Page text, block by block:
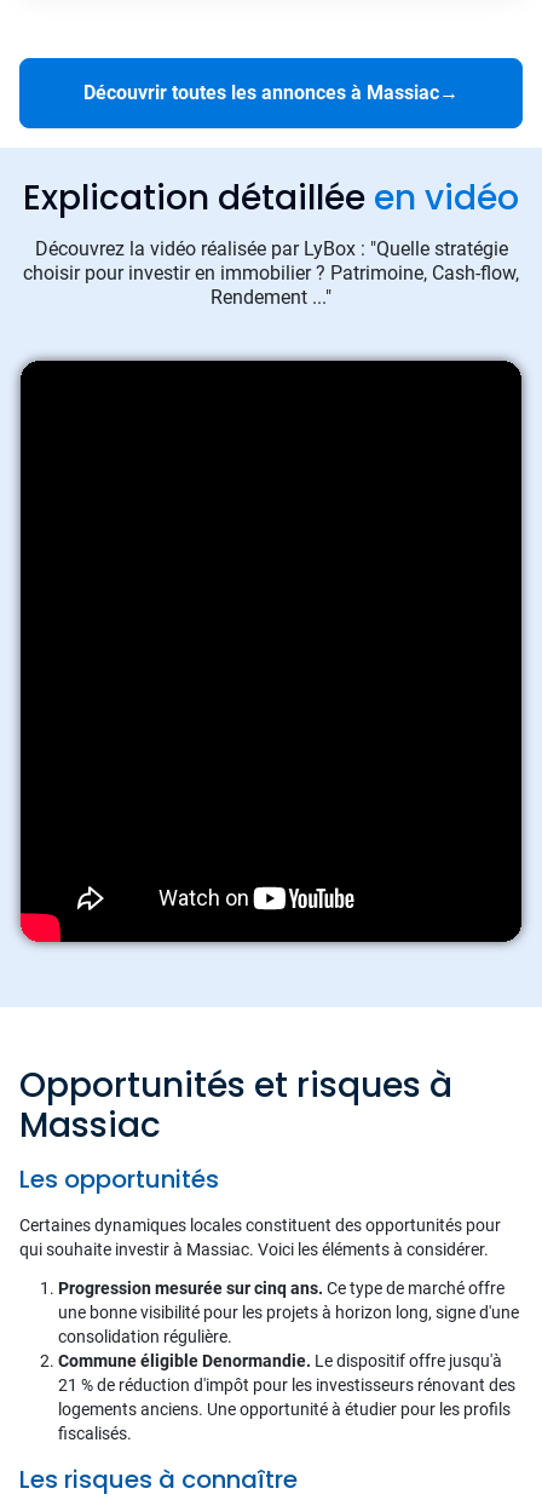
Découvrir toutes les annonces à Massiac→
Explication détaillée en vidéo
Découvrez la vidéo réalisée par LyBox : "Quelle stratégie
choisir pour investir en immobilier ? Patrimoine, Cash-flow,
Rendement ..."
Opportunités et risques à
Massiac
Les opportunités
Certaines dynamiques locales constituent des opportunités pour
qui souhaite investir à Massiac. Voici les éléments à considérer.
Progression mesurée sur cinq ans. Ce type de marché offre
une bonne visibilité pour les projets à horizon long, signe d'une
consolidation régulière.
Commune éligible Denormandie. Le dispositif offre jusqu'à
21 % de réduction d'impôt pour les investisseurs rénovant des
logements anciens. Une opportunité à étudier pour les profils
fiscalisés.
Les risques à connaître